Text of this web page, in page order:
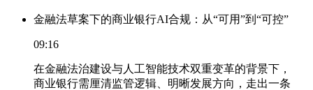
金融法草案下的商业银行AI合规：从“可用”到“可控”
09:16
在金融法治建设与人工智能技术双重变革的背景下，
商业银行需厘清监管逻辑、明晰发展方向，走出一条